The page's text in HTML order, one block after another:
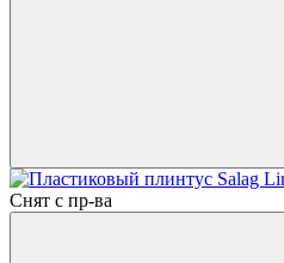
Снят с пр-ва